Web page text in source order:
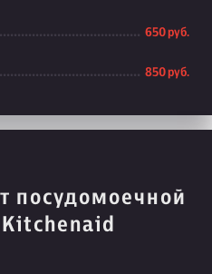
650 руб.
850 руб.
посудомоечной